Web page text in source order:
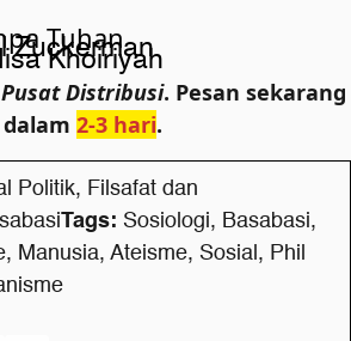
Tuhan
Zuckerman
Khoiriyah
Pusat Distribusi. Pesan sekarang
2-3 hari.
Politik, Filsafat dan
Tags: Sosiologi, Basabasi,
, Manusia, Ateisme, Sosial , Phil